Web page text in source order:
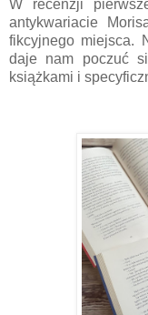
W recenzji
antykwariacie
fikcyjnego miejsca.
daje nam poczuć
książkami i